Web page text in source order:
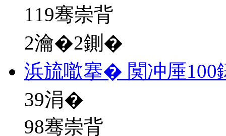
119骞崇背
2瀹�2鍘�
浜旈噷搴� 闃冲厜100
39涓�
98骞崇背